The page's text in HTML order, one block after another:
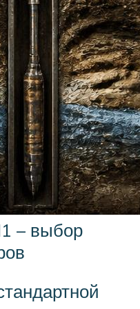
– выбор